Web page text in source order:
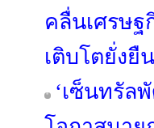
คลื่นเศรษฐ
เติบโตยั่งยื
‘เซ็นทรัล